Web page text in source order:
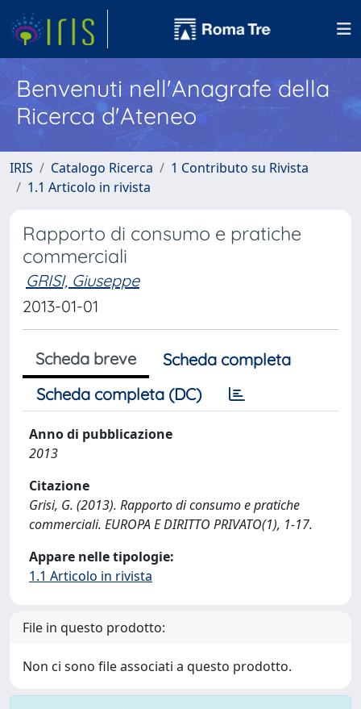
Benvenuti nell'Anagrafe della
Ricerca d'Ateneo
IRIS Catalogo Ricerca
1 Contributo su Rivista
1.1 Articolo in rivista
Rapporto di consumo e pratiche
commerciali
GRISI, Giuseppe
2013-01-01
Scheda breve
Scheda completa
Scheda completa (DC)
Anno di pubblicazione
2013
Citazione
Grisi, G. (2013). Rapporto di consumo e pratiche
commerciali. EUROPA E DIRITTO PRIVATO(1), 1-17.
Appare nelle tipologie:
1.1 Articolo in rivista
File in questo prodotto:
Non ci sono file associati a questo prodotto.